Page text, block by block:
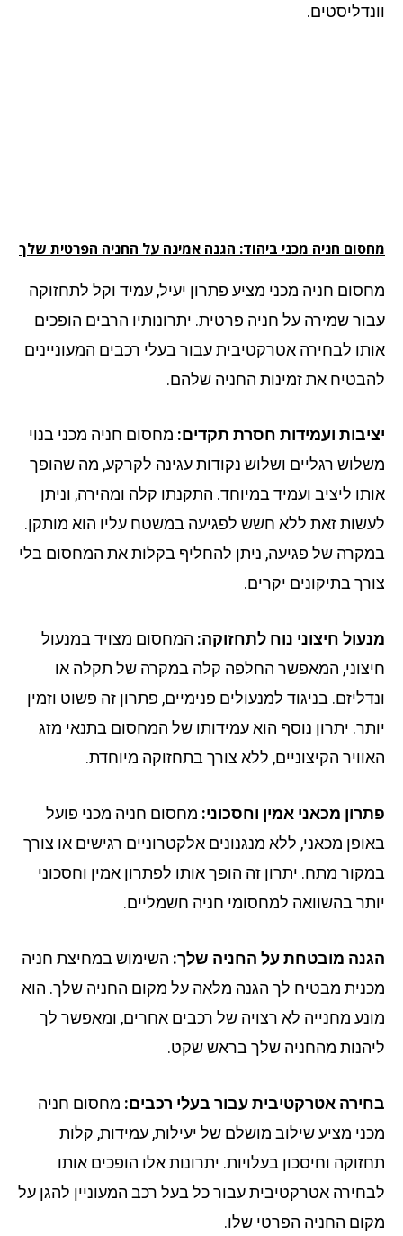
חניה מכני ביהוד: הגנה אמינה על החניה הפרטית שלך
חניה מכני מציע פתרון יעיל, עמיד וקל לתחזוקה
שמירה על חניה פרטית. יתרונותיו הרבים הופכים
לבחירה אטרקטיבית עבור בעלי רכבים המעוניינים
את זמינות החניה שלהם.
ועמידות חסרת תקדים:מחסום חניה מכני בנוי
רגליים ושלוש נקודות עגינה לקרקע, מה שהופך
ליציב ועמיד במיוחד. התקנתו קלה ומהירה, וניתן
זאת ללא חשש לפגיעה במשטח עליו הוא מותקן.
של פגיעה, ניתן להחליף בקלות את המחסום בלי
בתיקונים יקרים.
חיצוני נוח לתחזוקה:המחסום מצויד במנעול
המאפשר החלפה קלה במקרה של תקלה או
בניגוד למנעולים פנימיים, פתרון זה פשוט וזמין
יתרון נוסף הוא עמידותו של המחסום בתנאי מזג
הקיצוניים, ללא צורך בתחזוקה מיוחדת.
מכאני אמין וחסכוני:מחסום חניה מכני פועל
מכאני, ללא מנגנונים אלקטרוניים רגישים או צורך
מתח. יתרון זה הופך אותו לפתרון אמין וחסכוני
בהשוואה למחסומי חניה חשמליים.
מובטחת על החניה שלך:השימוש במחיצת חניה
מבטיח לך הגנה מלאה על מקום החניה שלך. הוא
מחנייה לא רצויה של רכבים אחרים, ומאפשר לך
מהחניה שלך בראש שקט.
אטרקטיבית עבור בעלי רכבים:מחסום חניה
מציע שילוב מושלם של יעילות, עמידות, קלות
וחיסכון בעלויות. יתרונות אלו הופכים אותו
אטרקטיבית עבור כל בעל רכב המעוניין להגן על
החניה הפרטי שלו.